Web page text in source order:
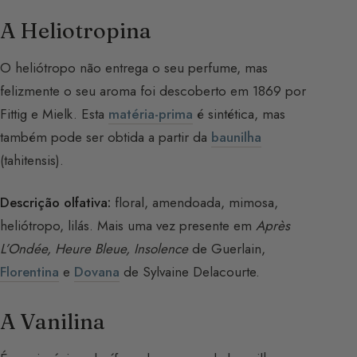
A Heliotropina
O heliótropo não entrega o seu perfume, mas
felizmente o seu aroma foi descoberto em 1869 por
Fittig e Mielk. Esta matéria-prima é sintética, mas
também pode ser obtida a partir da baunilha
(tahitensis).
Descrição olfativa: floral, amendoada, mimosa,
heliótropo, lilás. Mais uma vez presente em Après
L’Ondée, Heure Bleue, Insolencede Guerlain,
Florentina e Dovana de Sylvaine Delacourte.
A Vanilina